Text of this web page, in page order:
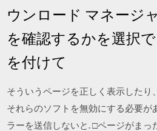
ウンロード マネージ
を確認するかを選択
を付けて
そういうページを正しく表示したり
それらのソフトを無効にする必要が
ラーを送信しないと. □ページがまっ